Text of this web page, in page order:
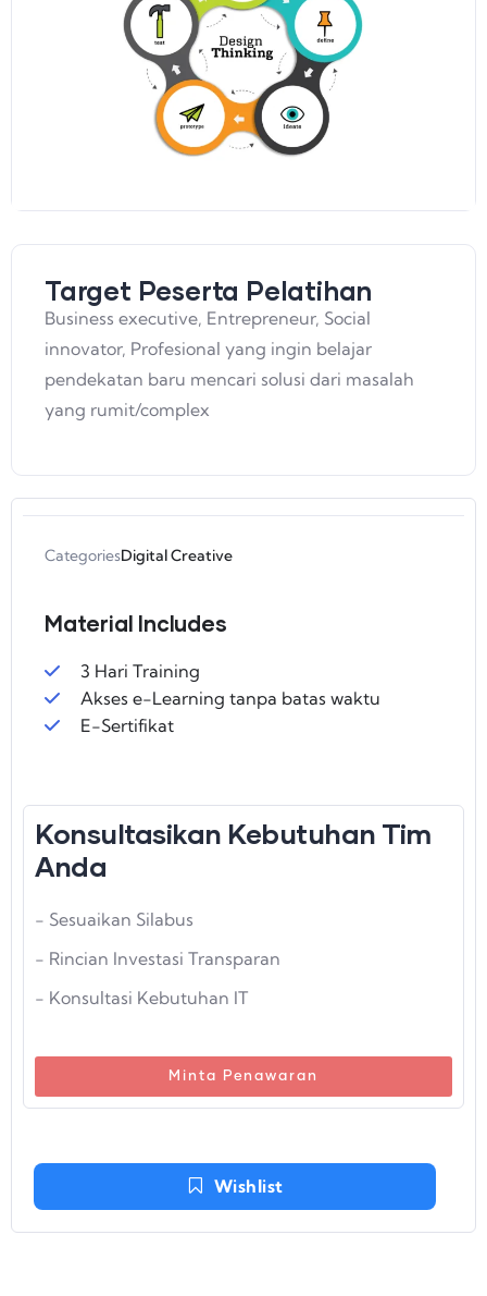
Aisyah Ami Wardhani
Design Thinking For Business Inovation
Target Peserta Pelatihan
Business executive, Entrepreneur, Social
innovator, Profesional yang ingin belajar
pendekatan baru mencari solusi dari masalah
yang rumit/complex
CategoriesDigital Creative
Material Includes
3 Hari Training
Akses e-Learning tanpa batas waktu
E-Sertifikat
Konsultasikan Kebutuhan Tim
Anda
- Sesuaikan Silabus
- Rincian Investasi Transparan
- Konsultasi Kebutuhan IT
Minta Penawaran
Wishlist